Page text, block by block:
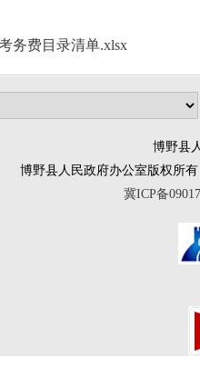
务费目录清单.xlsx
博野县
博野县人民政府办公室版权所有
冀ICP备